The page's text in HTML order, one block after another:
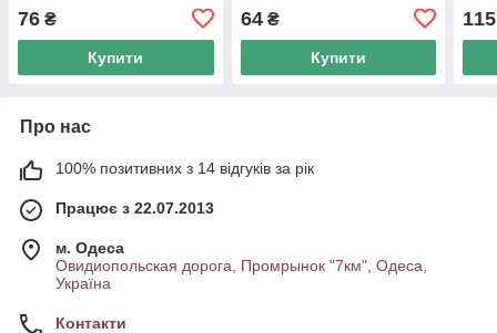
76 ₴
Купити
64₴
Купити
115
Про нас
100% позитивних з 14 відгуків за рік
Працює з 22.07.2013
м. Одеса
Овидиопольская дорога, Промрынок "7км", Одеса,
Україна
Контакти